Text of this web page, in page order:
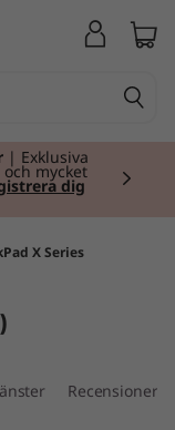
| Exklusiva
mycket
dig
X Series
Recensioner